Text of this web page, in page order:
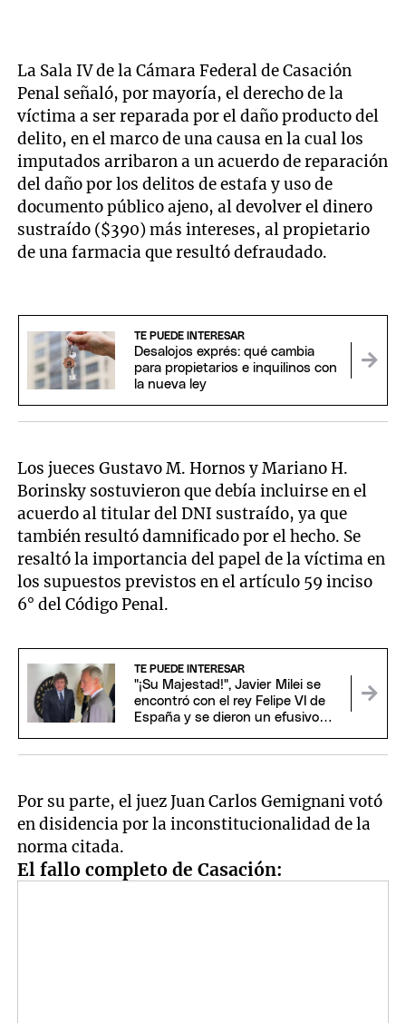
La Sala IV de la Cámara Federal de Casación
Penal señaló, por mayoría, el derecho de la
víctima a ser reparada por el daño producto del
delito, en el marco de una causa en la cual los
imputados arribaron a un acuerdo de reparación
del daño por los delitos de estafa y uso de
documento público ajeno, al devolver el dinero
sustraído ($390) más intereses, al propietario
de una farmacia que resultó defraudado.
TE PUEDE INTERESAR
Desalojos exprés: qué cambia
para propietarios e inquilinos con
la nueva ley
Los jueces Gustavo M. Hornos y Mariano H.
Borinsky sostuvieron que debía incluirse en el
acuerdo al titular del DNI sustraído, ya que
también resultó damnificado por el hecho. Se
resaltó la importancia del papel de la víctima en
los supuestos previstos en el artículo 59 inciso
6° del Código Penal.
TE PUEDE INTERESAR
"¡Su Majestad!", Javier Milei se
encontró con el rey Felipe VI de
España y se dieron un efusivo
Por su parte, el juez Juan Carlos Gemignani votó
en disidencia por la inconstitucionalidad de la
norma citada.
El fallo completo de Casación: